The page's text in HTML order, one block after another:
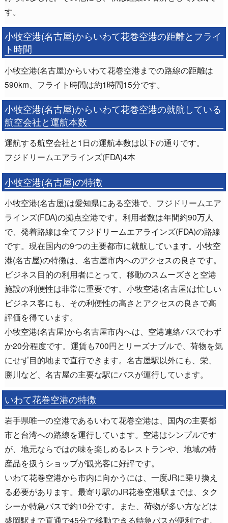
す。
小牧空港(名古屋)からいわて花巻空港の距離とフライ
ト時間
小牧空港(名古屋)からいわて花巻空港までの路線の距離は
590km、フライト時間は約1時間15分です。
小牧空港(名古屋)からいわて花巻空港の就航している
航空会社と運航本数
運航する航空会社と1日の運航本数は以下の通りです。
フジドリームエアラインズ(FDA)4本
小牧空港(名古屋)の特徴
小牧空港(名古屋)は愛知県にある空港で、フジドリームエア
ラインズ(FDA)の拠点空港です。利用者数は年間約90万人
で、発着路線は全てフジドリームエアラインズ(FDA)の路線
です。現在国内の9つの主要都市に就航しています。小牧空
港(名古屋)の特徴は、名古屋市内へのアクセスの良さです。
ビジネス目的の利用者にとって、移動のスムーズさと空港
施設の利便性は非常に重要です。小牧空港(名古屋)は忙しい
ビジネス客にも、その利便性の高さとアクセスの良さで高
評価を得ています。
小牧空港(名古屋)から名古屋市内へは、空港連絡バスでわず
か20分程度です。運賃も700円とリーズナブルで、荷物を気
にせず目的地まで直行できます。名古屋駅以外にも、栄、
勝川など、名古屋の主要な駅にバスが運行しています。
いわて花巻空港の特徴
岩手県唯一の空港であるいわて花巻空港は、国内の主要都
市と台湾への路線を運行しています。空港はシンプルです
が、地元ならではの味を楽しめるレストランや、地域の特
産品を扱うショップが観光客に好評です。
いわて花巻空港から市内に向かうには、一度JRに乗り換え
る必要があります。最寄り駅のJR花巻空港駅までは、タク
シーか特急バスで約10分です。また、荷物が多い方などは
盛岡駅まで直通で45分で移動できる特急バスが便利です。